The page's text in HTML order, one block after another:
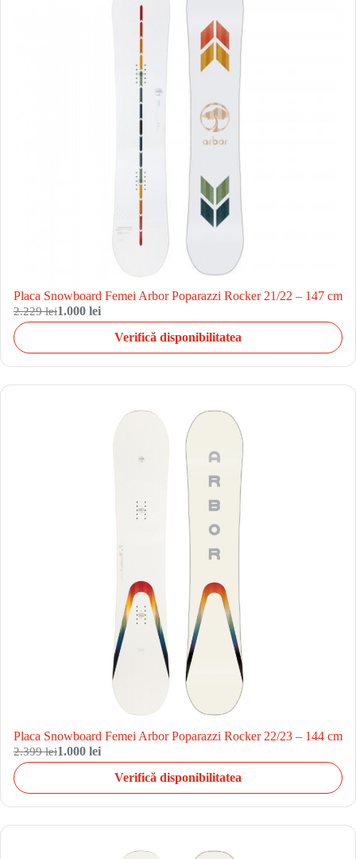
Placa Snowboard Femei Arbor Poparazzi Rocker 21/22 – 147 cm
2.229 lei1.000 lei
Verifică disponibilitatea
Placa Snowboard Femei Arbor Poparazzi Rocker 22/23 – 144 cm
2.399 lei1.000 lei
Verifică disponibilitatea